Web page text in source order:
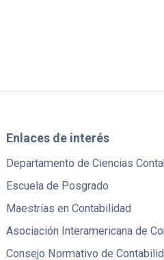
Enlaces de interés
Departamento de Ciencias
Escuela de Posgrado
Maestrías en Contabilidad
Asociación Interamericana de
Consejo Normativo de